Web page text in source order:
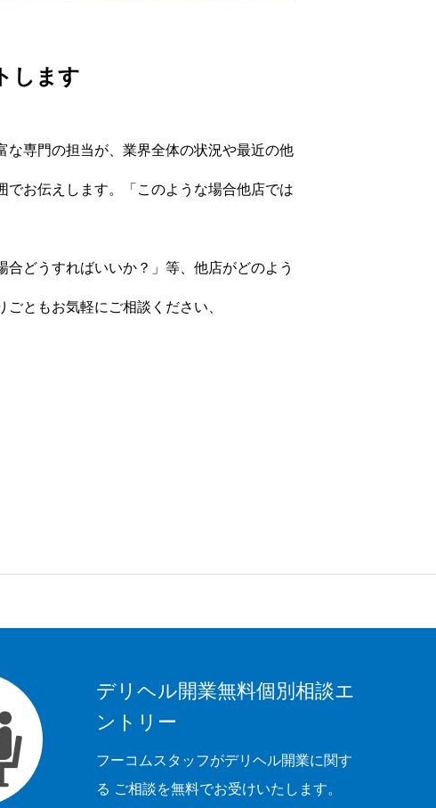
します
な専門の担当が、業界全体の状況や最近の他
でお伝えします。「このような場合他店では
合どうすればいいか？」等、他店がどのよう
ともお気軽にご相談ください、
デリヘル開業無料個別相談エ
ントリー
フーコムスタッフがデリヘル開業に関す
る ご相談を無料でお受けいたします。